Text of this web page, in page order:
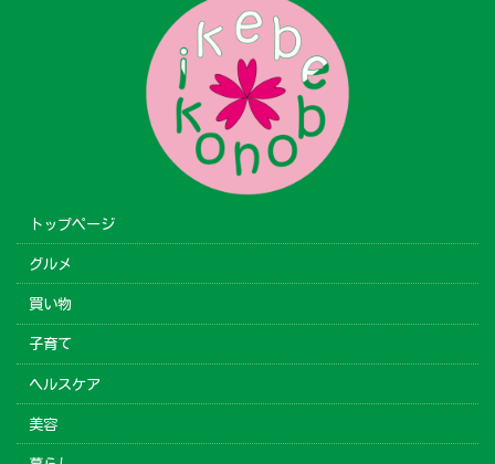
トップページ
グルメ
買い物
子育て
ヘルスケア
美容